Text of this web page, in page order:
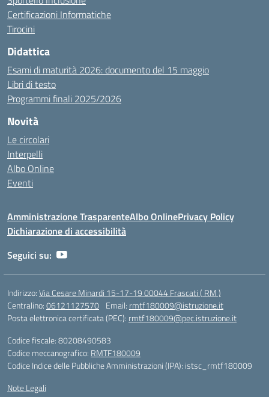
Certificazioni Informatiche
Tirocini
Didattica
Esami di maturità 2026: documento del 15 maggio
Libri di testo
Programmi finali 2025/2026
Novità
Le circolari
Interpelli
Albo Online
Eventi
Amministrazione TrasparenteAlbo OnlinePrivacy Policy
Dichiarazione di accessibilità
Seguici su:
Indirizzo:Via Cesare Minardi 15-17-19 00044 Frascati ( RM )
Centralino:06121127570 Email: rmtf180009@istruzione.it
Posta elettronica certificata (PEC): rmtf180009@pec.istruzione.it
Codice fiscale: 80208490583
Codice meccanografico: RMTF180009
Codice Indice delle Pubbliche Amministrazioni (IPA): istsc_rmtf180009
Note Legali